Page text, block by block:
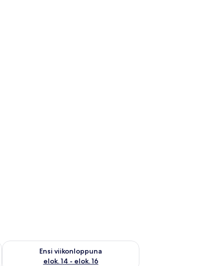
7 - elok. 9
Ensi viikonloppuna
elok. 14 - elok. 16
Tarkista ensi viikonlopun saatavuus elok. 14 - elok. 16